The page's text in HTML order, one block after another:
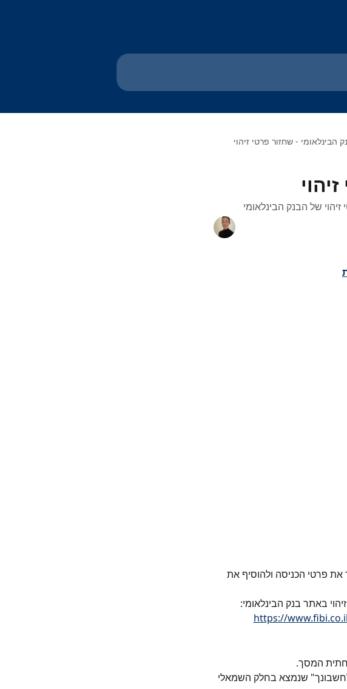
הבינלאומי - שחזור פרטי זיהוי
של הבנק הבינלאומי
פרטי הכניסה ולהוסיף את
באתר בנק הבינלאומי:
https://
המסך.
שנמצא בחלק השמאלי